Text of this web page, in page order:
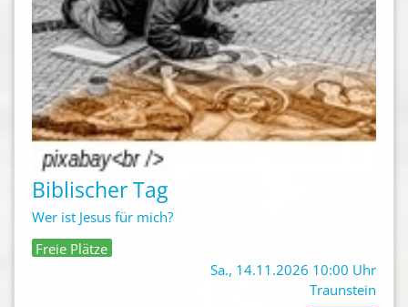
Biblischer Tag
Wer ist Jesus für mich?
Freie Plätze
Sa., 14.11.2026 10:00 Uhr
Traunstein